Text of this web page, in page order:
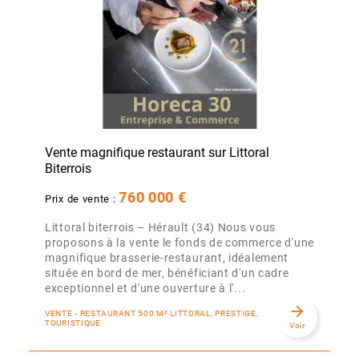
Vente magnifique restaurant sur Littoral
Biterrois
Prix de vente : 760 000 €
Littoral biterrois – Hérault (34) Nous vous
proposons à la vente le fonds de commerce d'une
magnifique brasserie-restaurant, idéalement
située en bord de mer, bénéficiant d'un cadre
exceptionnel et d'une ouverture à l'...
VENTE - RESTAURANT 500 M² LITTORAL, PRESTIGE,
TOURISTIQUE
arrow_forward
Voir